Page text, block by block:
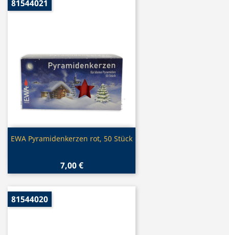
Vorschau
EWA Pyramidenkerzen rot, 50 Stück
7,00 €
81544021
81544020